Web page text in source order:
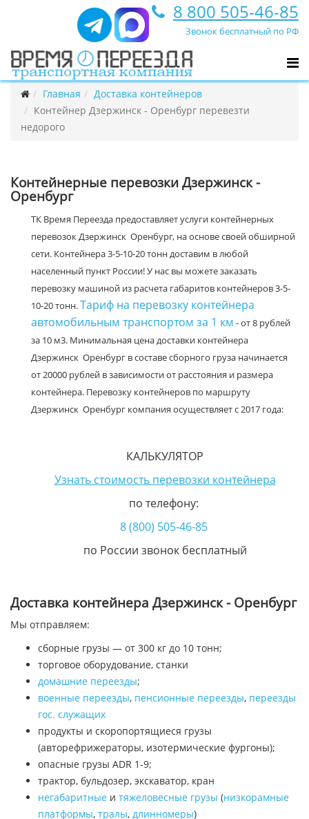
8 800 505-46-85
Звонок бесплатный по РФ
Главная
Доставка контейнеров
Контейнер Дзержинск - Оренбург перевезти
недорого
Контейнерные перевозки Дзержинск -
Оренбург
ТК Время Переезда предоставляет услуги контейнерных
перевозок Дзержинск Оренбург, на основе своей обширной
сети. Контейнера 3-5-10-20 тонн доставим в любой
населенный пункт России! У нас вы можете заказать
перевозку машиной из расчета габаритов контейнеров 3-5-
10-20 тонн.Тариф на перевозку контейнера
автомобильным транспортом за 1 км - от 8 рублей
за 10 м3. Минимальная цена доставки контейнера
Дзержинск Оренбург в составе сборного груза начинается
от 20000 рублей в зависимости от расстояния и размера
контейнера. Перевозку контейнеров по маршруту
Дзержинск Оренбург компания осуществляет с 2017 года:
КАЛЬКУЛЯТОР
Узнать стоимость перевозки контейнера
по телефону:
8 (800) 505-46-85
по России звонок бесплатный
Доставка контейнера Дзержинск - Оренбург
Мы отправляем:
сборные грузы — от 300 кг до 10 тонн;
торговое оборудование, станки
домашние переезды;
военные переезды, пенсионные переезды, переезды
гос. служащих
продукты и скоропортящиеся грузы
(авторефрижераторы, изотермические фургоны);
опасные грузы ADR 1-9;
трактор, бульдозер, экскаватор, кран
негабаритные и тяжеловесные грузы (низкорамные
платформы, тралы, длинномеры)